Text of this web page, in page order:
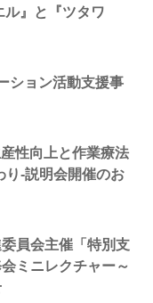
ル』と『ツタワ
ション活動支援事
性向上と作業療法
り-説明会開催のお
員会主催「特別支
ミニレクチャー～